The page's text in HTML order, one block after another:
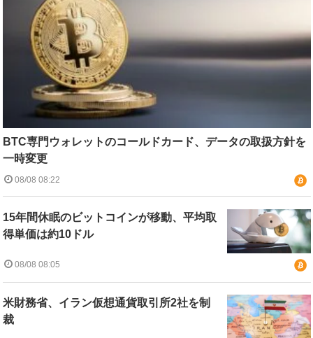
BTC専門ウォレットのコールドカード、データの取扱方針を
一時変更
08/08 08:22
15年間休眠のビットコインが移動、平均取
得単価は約10ドル
08/08 08:05
米財務省、イラン仮想通貨取引所2社を制
裁